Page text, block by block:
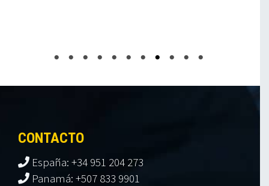
CONTACTO
España: +34 951 204 273
Panamá: +507 833 9901